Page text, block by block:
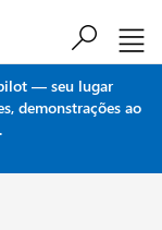
— seu lugar
demonstrações ao